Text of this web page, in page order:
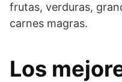
frutas, verduras,
carnes magras.
Los